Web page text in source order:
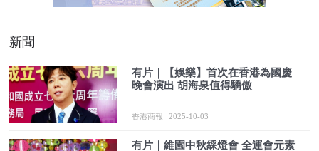
新聞
有片｜【娛樂】首次在香港為國慶
晚會演出 胡海泉值得驕傲
香港商報 2025-10-03
有片｜維園中秋綵燈會 全運會元素